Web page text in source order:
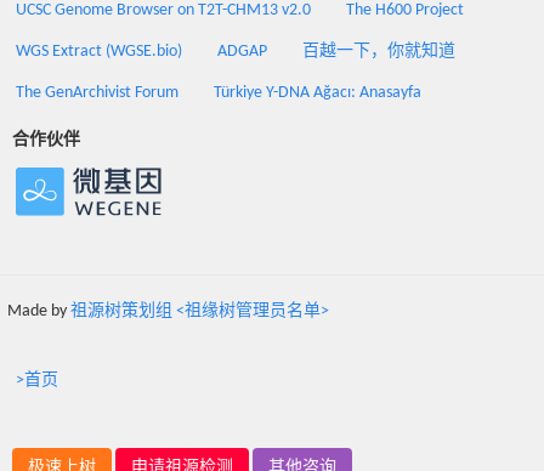
UCSC Genome Browser on T2T-CHM13 v2.0 The H600 Project
WGS Extract (WGSE.bio) ADGAP 百越一下，你就知道
The GenArchivist Forum Türkiye Y-DNA Ağacı: Anasayfa
合作伙伴
Made by 祖源树策划组 <祖缘树管理员名单>
>首页